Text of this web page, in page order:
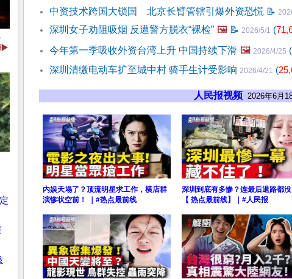
中资技术跨国大锁国 北京长臂管辖引爆外资恐慌 📝
深圳女子劝阻吸烟 反遭警方脱衣“裸检” 🖼️ 📝 2026/5/1 (
今年第一季吸收外资台湾上升 中国持续下滑 🖼️ 2026/4/25 (
深圳清缴电动车扩至城中村 骑手生计受影响 2026/4/21 (
人民报视频 2026年6月
内娱天塌了？顶流明星求工作，横店群
演惨状空前！ ｜#热点最前线
深圳到底有多惨？连最后退路都没
【 热点最前线】｜#人民报